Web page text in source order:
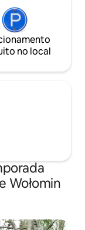
no local
Wołomin